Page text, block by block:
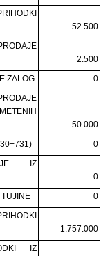
52.500
2.500
ZALOG
0
50.000
0
IZ
0
0
1.757.000
IZ